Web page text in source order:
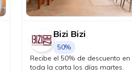
Bizi Bizi
50%
Recibe el 50% de descuento en
toda la carta los días martes.